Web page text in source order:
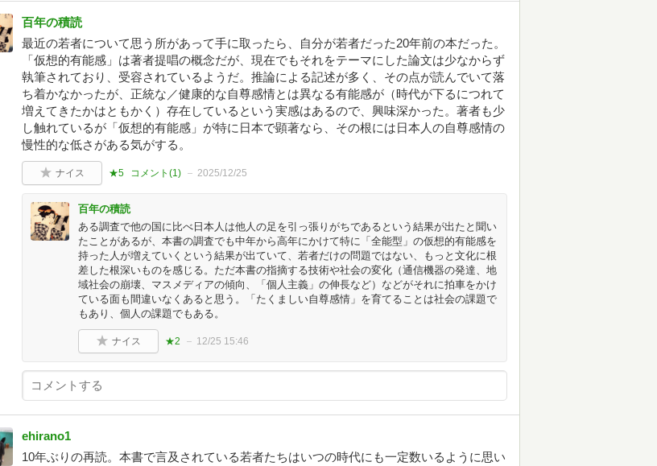
百年の積読
最近の若者について思う所があって手に取ったら、自分が若者だった20年前の本だった。
「仮想的有能感」は著者提唱の概念だが、現在でもそれをテーマにした論文は少なからず
執筆されており、受容されているようだ。推論による記述が多く、その点が読んでいて落
ち着かなかったが、正統な／健康的な自尊感情とは異なる有能感が（時代が下るにつれて
増えてきたかはともかく）存在しているという実感はあるので、興味深かった。著者も少
し触れているが「仮想的有能感」が特に日本で顕著なら、その根には日本人の自尊感情の
慢性的な低さがある気がする。
ナイス ★5 コメント(1) 2025/12/25
百年の積読
ある調査で他の国に比べ日本人は他人の足を引っ張りがちであるという結果が出たと聞い
たことがあるが、本書の調査でも中年から高年にかけて特に「全能型」の仮想的有能感を
持った人が増えていくという結果が出ていて、若者だけの問題ではない、もっと文化に根
差した根深いものを感じる。ただ本書の指摘する技術や社会の変化（通信機器の発達、地
域社会の崩壊、マスメディアの傾向、「個人主義」の伸長など）などがそれに拍車をかけ
ている面も間違いなくあると思う。「たくましい自尊感情」を育てることは社会の課題で
もあり、個人の課題でもある。
ナイス ★2 12/25 15:46
ehirano1
10年ぶりの再読。本書で言及されている若者たちはいつの時代にも一定数いるように思い